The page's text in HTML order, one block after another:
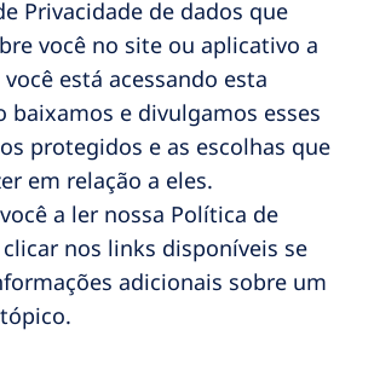
Privacidade de dados que
você no site ou aplicativo a
está acessando esta
baixamos e divulgamos esses
protegidos e as escolhas que
em relação a eles.
a ler nossa Política de
nos links disponíveis se
adicionais sobre um